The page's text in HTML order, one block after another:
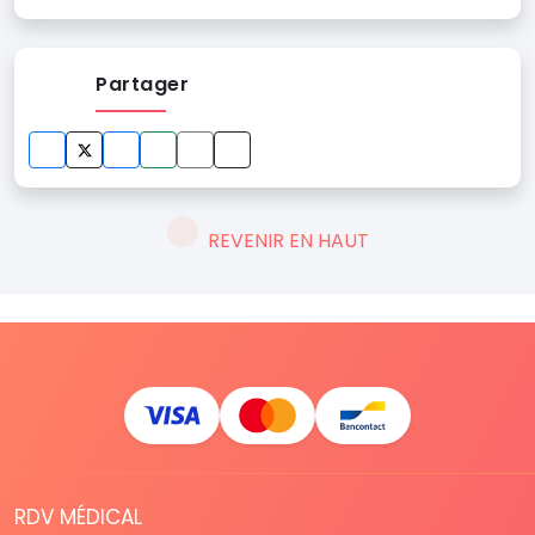
Partager
REVENIR EN HAUT
RDV MÉDICAL